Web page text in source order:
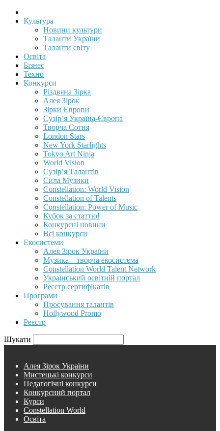
Культура
Новини культури
Таланти України
Таланти світу
Освіта
Бізнес
Техно
Конкурси
Різдвяна Зірка
Алея Зірок
Зірки Європи
Сузір’я Україна-Європа
Творча Сотня
London Stars
New York Starlights
Tokyo Art Ninja
World Vision
Сузір’я Талантів
Сила Музики
Constellation: World Vision
Constellation of Talents
Constellation: Power of Music
Кубок за статтю!
Конкурсні новини
Всі конкурси
Екосистеми
Алея Зірок України
Музика – творча екосистема
Constellation World Talent Network
Український освітній портал
Реєстр сертифікатів
Програми
Просування талантів
Hollywood Promo
Реєстр
Шукати
Алея Зірок України
Мистецькі конкурси
Педагогічні конкурси
Конкурсний портал
Курси
Constellation World
Освіта